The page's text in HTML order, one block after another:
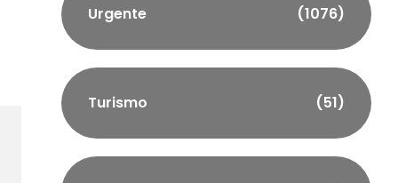
Urgente (1076)
Turismo (51)